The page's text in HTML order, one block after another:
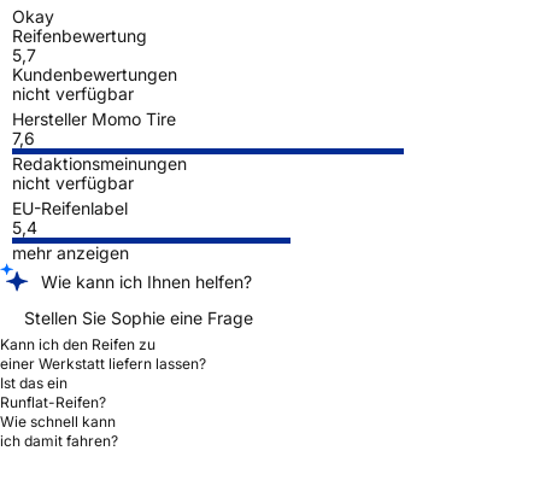
Okay
Reifenbewertung
5,7
Kundenbewertungen
nicht verfügbar
Hersteller Momo Tire
7,6
Redaktionsmeinungen
nicht verfügbar
EU-Reifenlabel
5,4
mehr anzeigen
Wie kann ich Ihnen helfen?
Stellen Sie Sophie eine Frage
Kann ich den Reifen zu
einer Werkstatt liefern lassen?
Ist das ein
Runflat-Reifen?
Wie schnell kann
ich damit fahren?